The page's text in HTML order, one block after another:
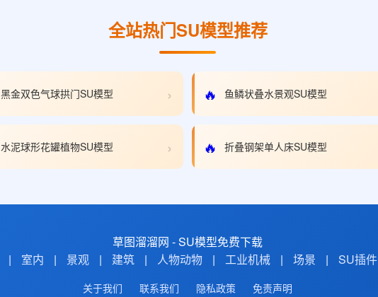
全站热门SU模型推荐
黑金双色气球拱门SU模型 › 🔥 鱼鳞状叠水景观SU模型
水泥球形花罐植物SU模型 › 🔥 折叠钢架单人床SU模型
草图溜溜网 - SU模型免费下载
| 室内 | 景观 | 建筑 | 人物动物 | 工业机械 | 场景 | SU插件
关于我们 联系我们 隐私政策 免责声明